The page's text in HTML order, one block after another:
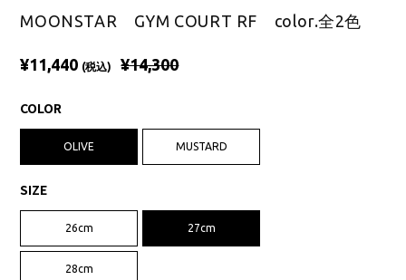
MOONSTAR GYM COURT RF color.全2色
¥11,440 (税込) ¥14,300
COLOR
OLIVE MUSTARD
SIZE
26cm 27cm
28cm